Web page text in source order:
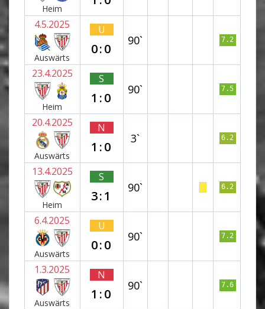
Heim
4.5.2025
Auswärts
U
0:0
90` 7.2
23.4.2025
Heim
S
1:0
90` 7.5
20.4.2025
Auswärts
N
1:0
3` 6.2
13.4.2025
Heim
S
3:1
90` 6.2
6.4.2025
Auswärts
U
0:0
90` 7.2
1.3.2025
Auswärts
N
1:0
90` 7.6